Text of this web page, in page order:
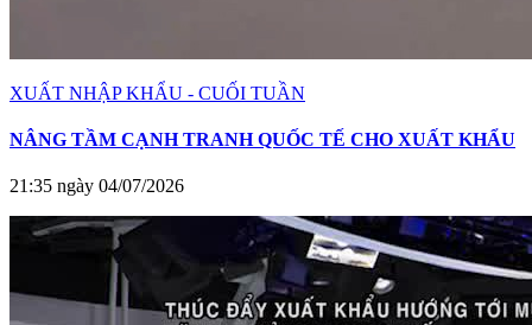
XUẤT NHẬP KHẨU - CUỐI TUẦN
NÂNG TẦM CẠNH TRANH QUỐC TẾ CHO XUẤT KHẨU
21:35 ngày 04/07/2026